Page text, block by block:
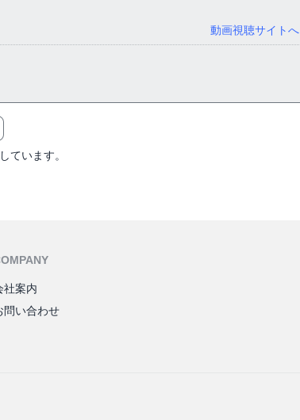
動画視聴サイトへ
ています。
社案内
問い合わせ